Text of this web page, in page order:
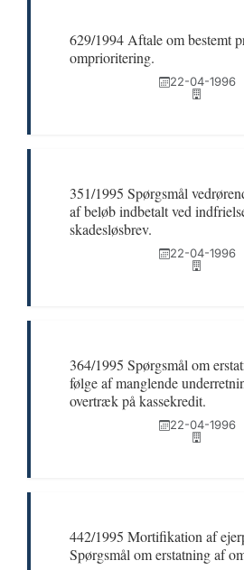
629/1994 Aftale om bestemt
omprioritering.
22-04-1996
351/1995 Spørgsmål
af beløb indbetalt ved
skadesløsbrev.
22-04-1996
364/1995 Spørgsmål om
følge af manglende
overtræk på kassekredit.
22-04-1996
442/1995 Mortifikation af
Spørgsmål om erstatning af